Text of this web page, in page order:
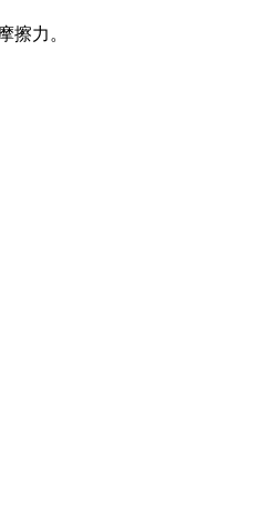
擦力。